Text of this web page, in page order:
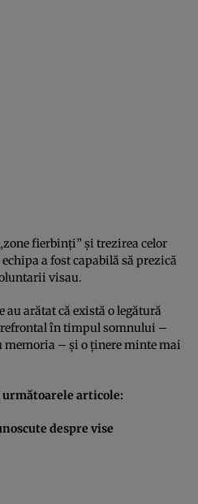
fierbinţi” şi trezirea celor
a fost capabilă să prezică
visau.
au arătat că există o legătură
în timpul somnului –
memoria – şi o ţinere minte mai
articole:
despre vise